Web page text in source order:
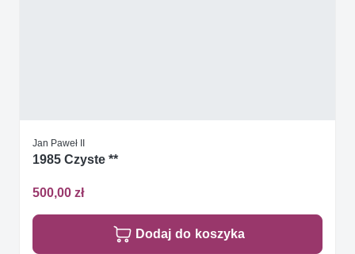
Jan Paweł II
1985 Czyste **
500,00 zł
Dodaj do koszyka